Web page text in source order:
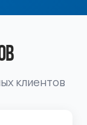
клиентов